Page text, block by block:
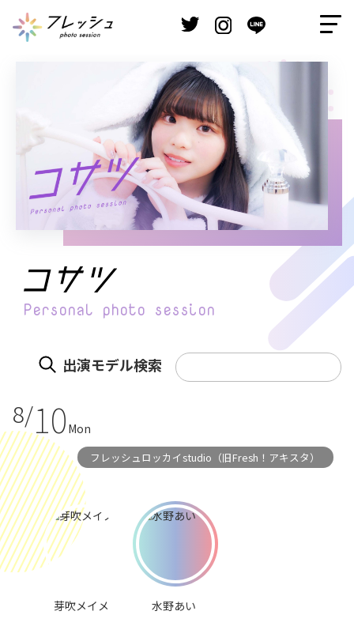
Personal photo session
出演モデル検索
8/10 Mon
フレッシュロッカイstudio（旧Fresh！アキスタ）
芽吹メイメ 水野あい